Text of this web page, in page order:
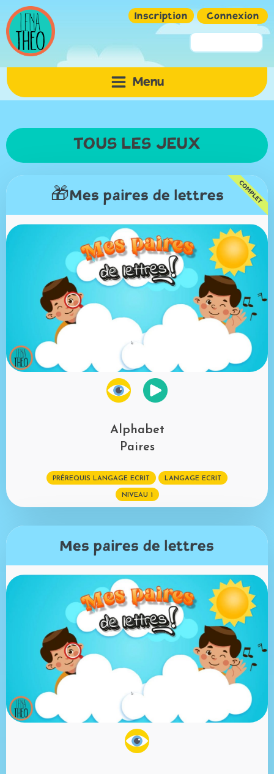
Inscription Connexion
Mot de passe
Mémoriser
Mot de passe perdu?
Menu
TOUS LES JEUX
🎁Mes paires de lettres
Alphabet
Paires
PRÉREQUIS LANGAGE ECRIT LANGAGE ECRIT
NIVEAU 1
Mes paires de lettres